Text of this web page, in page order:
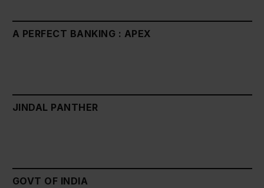
A PERFECT BANKING : APEX
JINDAL PANTHER
GOVT OF INDIA